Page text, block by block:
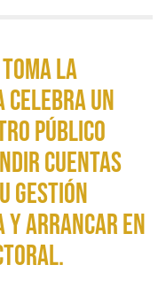
LA
CELEBRA UN
PÚBLICO
CUENTAS
GESTIÓN
ARRANCAR EN